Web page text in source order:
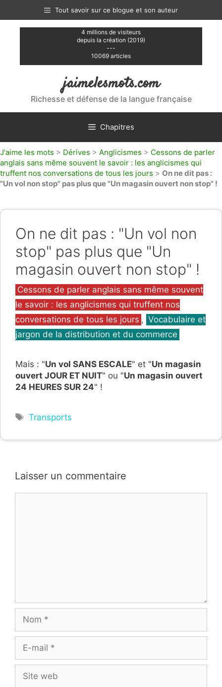
contenu
Tout savoir sur ce blogue et son auteur
4 millions de visiteurs
depuis la création (2019)
---
10069 articles
jaimelesmots.com
Richesse et défense de la langue française
Chapitres
J'aime les mots > Dérives > Anglicismes > Cessons de parler
anglais sans même souvent le savoir : les anglicismes qui
truffent nos conversations de tous les jours > On ne dit pas :
"Un vol non stop" pas plus que "Un magasin ouvert non stop" !
On ne dit pas : "Un vol non
stop" pas plus que "Un
magasin ouvert non stop" !
Catégories
Cessons de parler anglais sans même souvent
le savoir : les anglicismes qui truffent nos
conversations de tous les jours , Vocabulaire et
jargon de la distribution et du commerce
Mais : "Un vol SANS ESCALE" et "Un magasin
ouvert JOUR ET NUIT" ou "Un magasin ouvert
24 HEURES SUR 24" !
Étiquettes
Transports
Laisser un commentaire
mail
web